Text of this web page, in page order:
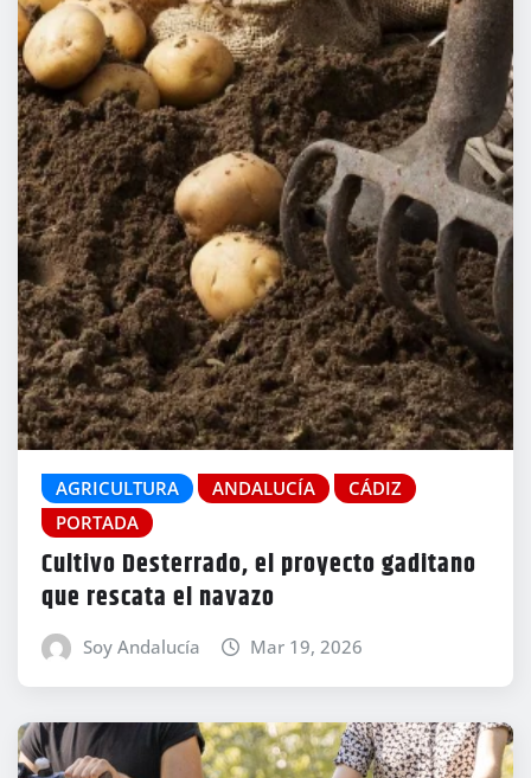
AGRICULTURA ANDALUCÍA
CÁDIZ
PORTADA
Cultivo Desterrado, el proyecto gaditano
que rescata el navazo
Soy Andalucía Mar 19, 2026